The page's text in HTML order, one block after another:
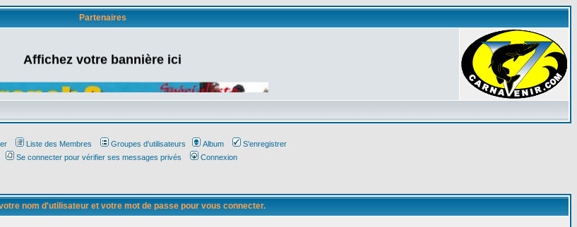
Partenaires
Affichez votre bannière ici
Liste des Membres Groupes d'utilisateurs Album
S'enregistrer
Se connecter pour vérifier ses messages privés Connexion
nom d'utilisateur et votre mot de passe pour vous connecter.